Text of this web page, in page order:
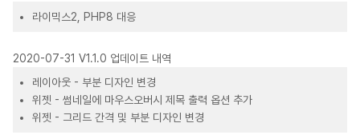
라이믹스2, PHP8 대응
2020-07-31 V1.1.0 업데이트 내역
레이아웃 - 부분 디자인 변경
위젯 - 썸네일에 마우스오버시 제목 출력 옵션 추가
위젯 - 그리드 간격 및 부분 디자인 변경